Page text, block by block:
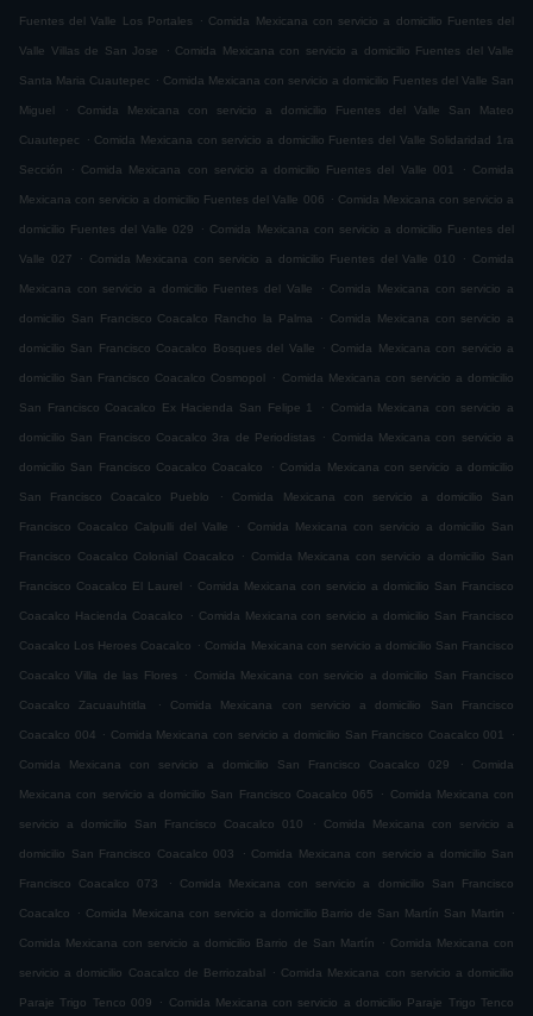
Fuentes del Valle Los Portales . Comida Mexicana con servicio a domicilio Fuentes del
Valle Villas de San Jose . Comida Mexicana con servicio a domicilio Fuentes del Valle
Santa Maria Cuautepec . Comida Mexicana con servicio a domicilio Fuentes del Valle San
Miguel . Comida Mexicana con servicio a domicilio Fuentes del Valle San Mateo
Cuautepec . Comida Mexicana con servicio a domicilio Fuentes del Valle Solidaridad 1ra
Sección . Comida Mexicana con servicio a domicilio Fuentes del Valle 001 . Comida
Mexicana con servicio a domicilio Fuentes del Valle 006 . Comida Mexicana con servicio a
domicilio Fuentes del Valle 029 . Comida Mexicana con servicio a domicilio Fuentes del
Valle 027 . Comida Mexicana con servicio a domicilio Fuentes del Valle 010 . Comida
Mexicana con servicio a domicilio Fuentes del Valle . Comida Mexicana con servicio a
domicilio San Francisco Coacalco Rancho la Palma . Comida Mexicana con servicio a
domicilio San Francisco Coacalco Bosques del Valle . Comida Mexicana con servicio a
domicilio San Francisco Coacalco Cosmopol . Comida Mexicana con servicio a domicilio
San Francisco Coacalco Ex Hacienda San Felipe 1 . Comida Mexicana con servicio a
domicilio San Francisco Coacalco 3ra de Periodistas . Comida Mexicana con servicio a
domicilio San Francisco Coacalco Coacalco . Comida Mexicana con servicio a domicilio
San Francisco Coacalco Pueblo . Comida Mexicana con servicio a domicilio San
Francisco Coacalco Calpulli del Valle . Comida Mexicana con servicio a domicilio San
Francisco Coacalco Colonial Coacalco . Comida Mexicana con servicio a domicilio San
Francisco Coacalco El Laurel . Comida Mexicana con servicio a domicilio San Francisco
Coacalco Hacienda Coacalco . Comida Mexicana con servicio a domicilio San Francisco
Coacalco Los Heroes Coacalco . Comida Mexicana con servicio a domicilio San Francisco
Coacalco Villa de las Flores . Comida Mexicana con servicio a domicilio San Francisco
Coacalco Zacuauhtitla . Comida Mexicana con servicio a domicilio San Francisco
Coacalco 004 . Comida Mexicana con servicio a domicilio San Francisco Coacalco 001 .
Comida Mexicana con servicio a domicilio San Francisco Coacalco 029 . Comida
Mexicana con servicio a domicilio San Francisco Coacalco 065 . Comida Mexicana con
servicio a domicilio San Francisco Coacalco 010 . Comida Mexicana con servicio a
domicilio San Francisco Coacalco 003 . Comida Mexicana con servicio a domicilio San
Francisco Coacalco 073 . Comida Mexicana con servicio a domicilio San Francisco
Coacalco . Comida Mexicana con servicio a domicilio Barrio de San Martín San Martin .
Comida Mexicana con servicio a domicilio Barrio de San Martín . Comida Mexicana con
servicio a domicilio Coacalco de Berriozabal . Comida Mexicana con servicio a domicilio
Paraje Trigo Tenco 009 . Comida Mexicana con servicio a domicilio Paraje Trigo Tenco